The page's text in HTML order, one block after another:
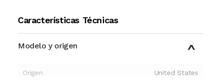
Características Técnicas
Modelo y origen
Origen United States